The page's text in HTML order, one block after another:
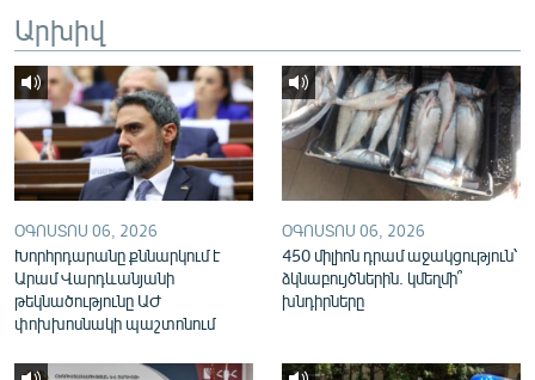
Русский
ՀԵՏԵՎԵՔ ՄԵԶ
«Ազատության» բոլոր կայքերը
Արխիվ
ՕԳՈՍՏՈՍ 06, 2026
Խորհրդարանը քննարկում է
Արամ Վարդևանյանի
թեկնածությունը ԱԺ
փոխխոսնակի պաշտոնում
ՕԳՈՍՏՈՍ 06, 2026
450 միլիոն դրամ աջակցություն՝
ձկնաբույծներին. կմեղմի՞
խնդիրները